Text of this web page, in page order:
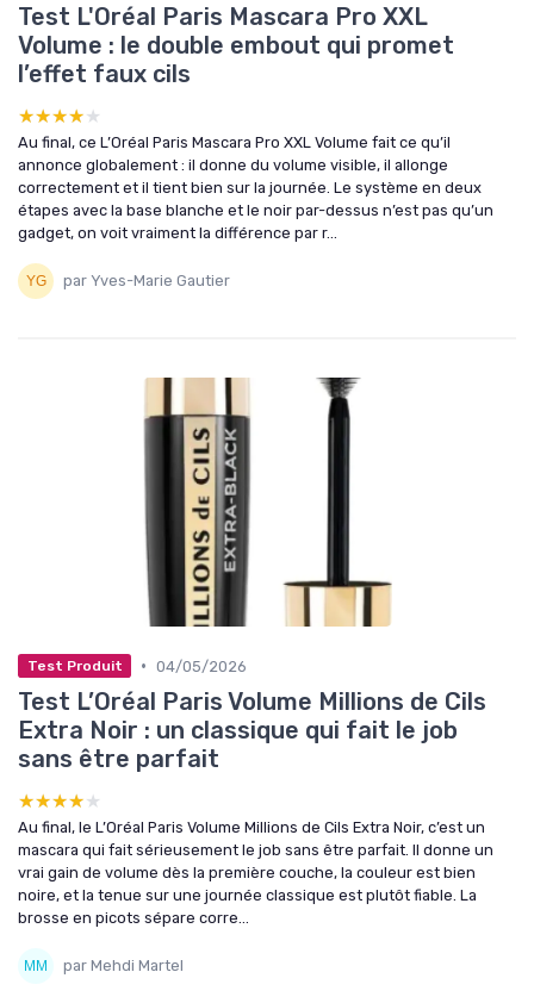
Test L'Oréal Paris Mascara Pro XXL
Volume : le double embout qui promet
l’effet faux cils
★★★★★
★★★★★
Au final, ce L’Oréal Paris Mascara Pro XXL Volume fait ce qu’il
annonce globalement : il donne du volume visible, il allonge
correctement et il tient bien sur la journée. Le système en deux
étapes avec la base blanche et le noir par-dessus n’est pas qu’un
gadget, on voit vraiment la différence par r...
par Yves-Marie Gautier
Test Produit • 04/05/2026
Test L’Oréal Paris Volume Millions de Cils
Extra Noir : un classique qui fait le job
sans être parfait
★★★★★
★★★★★
Au final, le L’Oréal Paris Volume Millions de Cils Extra Noir, c’est un
mascara qui fait sérieusement le job sans être parfait. Il donne un
vrai gain de volume dès la première couche, la couleur est bien
noire, et la tenue sur une journée classique est plutôt fiable. La
brosse en picots sépare corre...
par Mehdi Martel